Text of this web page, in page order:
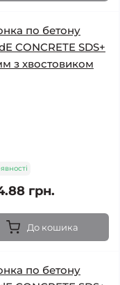
по бетону
CONCRETE SDS+
з хвостовиком
грн.
До кошика
по бетону